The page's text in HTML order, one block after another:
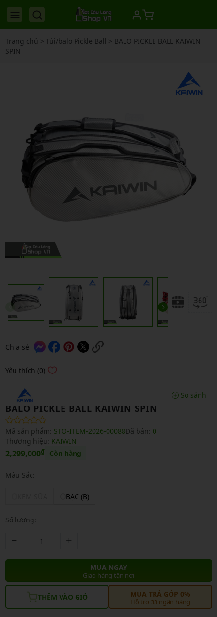
Trang chủ > Túi/balo Pickle Ball > BALO PICKLE BALL KAIWIN
SPIN
Chia sẻ
Yêu thích (0)
So sánh
BALO PICKLE BALL KAIWIN SPIN
Mã sản phẩm: STO-ITEM-2026-00088Đã bán: 0
Thương hiệu: KAIWIN
2,299,000₫ Còn hàng
Màu Sắc:
BẠC (B)
Số lượng:
MUA NGAY
Giao hàng tận nơi
THÊM VÀO GIỎ MUA TRẢ GÓP 0%
Hỗ trợ 33 ngân hàng